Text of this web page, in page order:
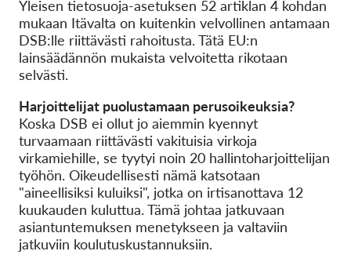
Yleisen tietosuoja-asetuksen 52 artiklan 4 kohdan
mukaan Itävalta on kuitenkin velvollinen antamaan
DSB:lle riittävästi rahoitusta. Tätä EU:n
lainsäädännön mukaista velvoitetta rikotaan
selvästi.
Harjoittelijat puolustamaan perusoikeuksia?
Koska DSB ei ollut jo aiemmin kyennyt
turvaamaan riittävästi vakituisia virkoja
virkamiehille, se tyytyi noin 20 hallintoharjoittelijan
työhön. Oikeudellisesti nämä katsotaan
"aineellisiksi kuluiksi", jotka on irtisanottava 12
kuukauden kuluttua. Tämä johtaa jatkuvaan
asiantuntemuksen menetykseen ja valtaviin
jatkuviin koulutuskustannuksiin.